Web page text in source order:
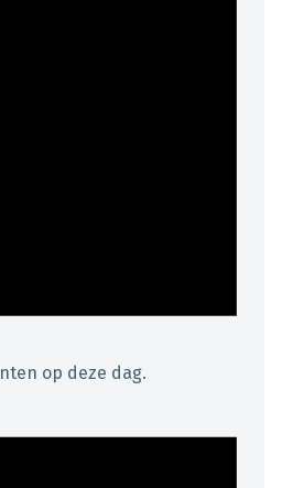
op deze dag.